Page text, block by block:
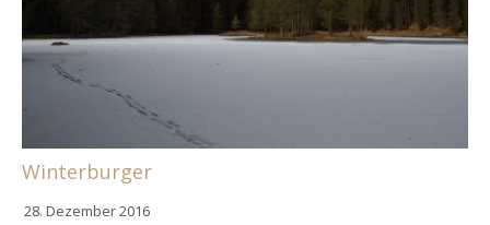
Winterburger
28. Dezember 2016